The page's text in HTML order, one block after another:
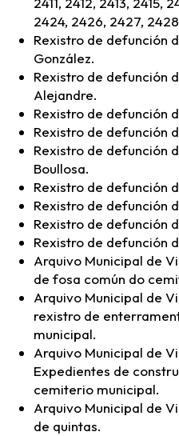
2424, 2426, 2427,
Rexistro de defunción
González.
Rexistro de defunción
Alejandre.
Rexistro de defunción
Rexistro de defunción
Rexistro de defunción
Boullosa.
Rexistro de defunción
Rexistro de defunción
Rexistro de defunción
Rexistro de defunción
Arquivo Municipal de
de fosa común do
Arquivo Municipal de
rexistro de
municipal.
Arquivo Municipal de
Expedientes de
cemiterio municipal.
Arquivo Municipal de
de quintas.